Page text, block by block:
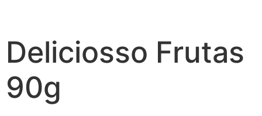
Deliciosso Frutas
90g